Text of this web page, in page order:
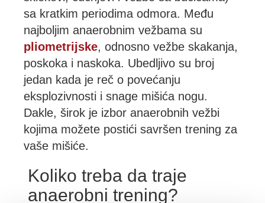
sa kratkim periodima odmora. Među
najboljim anaerobnim vežbama su
pliometrijske, odnosno vežbe skakanja,
poskoka i naskoka. Ubedljivo su broj
jedan kada je reč o povećanju
eksplozivnosti i snage mišića nogu.
Dakle, širok je izbor anaerobnih vežbi
kojima možete postići savršen trening za
vaše mišiće.
Koliko treba da traje
anaerobni trening?